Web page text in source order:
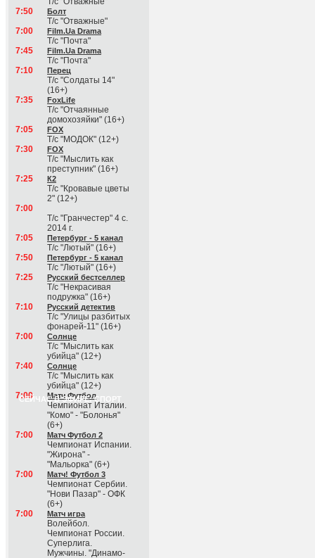
7:50
Болт
Т/с "Отважные"
7:00
Film.Ua Drama
Т/с "Почта"
7:45
Film.Ua Drama
Т/с "Почта"
7:10
Перец
Т/с "Солдаты 14"
(16+)
7:35
FoxLife
Т/с "Отчаянные
домохозяйки" (16+)
7:05
FOX
Т/с "МОДОК" (12+)
7:30
FOX
Т/с "Мыслить как
преступник" (16+)
7:25
К2
Т/с "Кровавые цветы
2" (12+)
7:00
Т/с "Гранчестер" 4 с.
2014 г.
7:05
Петербург - 5 канал
Т/с "Лютый" (16+)
7:50
Петербург - 5 канал
Т/с "Лютый" (16+)
7:25
Русский бестселлер
Т/с "Некрасивая
подружка" (16+)
7:10
Русский детектив
Т/с "Улицы разбитых
фонарей-11" (16+)
7:00
Солнце
Т/с "Мыслить как
убийца" (12+)
7:40
Солнце
Т/с "Мыслить как
убийца" (12+)
СЕЙЧАС В ЭФИРЕ: СПОРТ
7:00 Матч Футбол
Чемпионат Италии.
"Комо" - "Болонья"
(6+)
7:00
Матч Футбол 2
Чемпионат Испании.
"Жирона" -
"Мальорка" (6+)
7:00
Матч! Футбол 3
Чемпионат Сербии.
"Нови Пазар" - ОФК
(6+)
7:00
Матч игра
Волейбол.
Чемпионат России.
Суперлига.
Мужчины. "Динамо-